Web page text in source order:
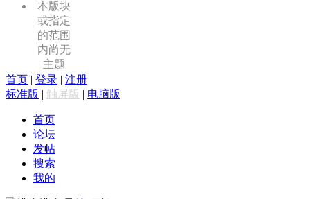
本版块
或指定
的范围
内尚无
主题
首页 | 登录 | 注册
标准版 | 触屏版 | 电脑版
首页
论坛
发帖
搜索
我的